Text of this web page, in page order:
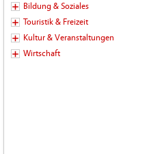
Bildung & Soziales
Touristik & Freizeit
Kultur & Veranstaltungen
Wirtschaft